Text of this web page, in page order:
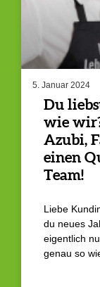
Du
wie
Azubi,
einen
Team!
Liebe
du neues
eigentlich
genau so
5. Januar 2024